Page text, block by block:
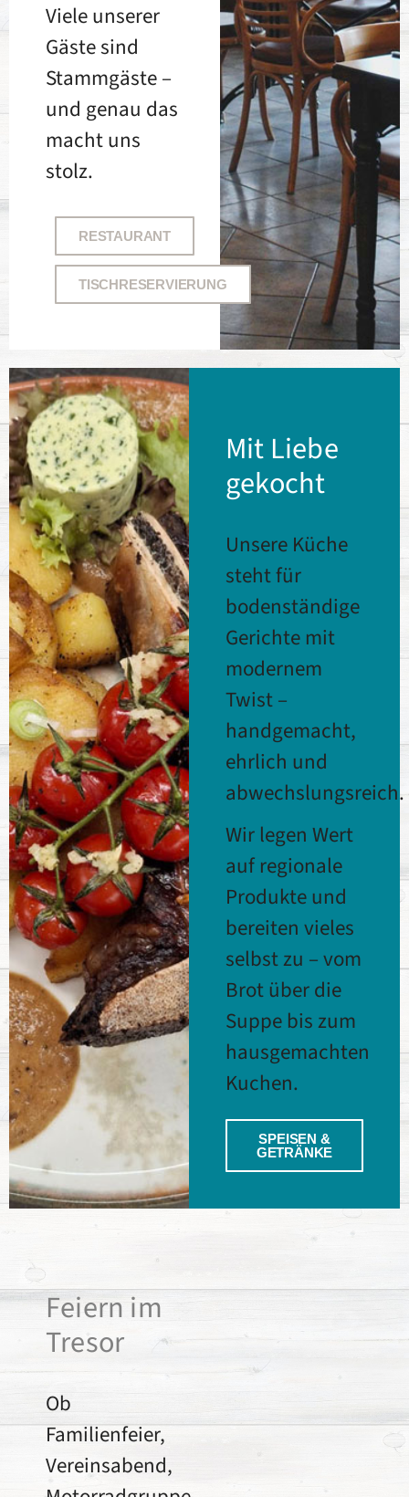
Viele unserer
Gäste sind
Stammgäste –
und genau das
macht uns
stolz.
RESTAURANT
TISCHRESERVIERUNG
Mit Liebe
gekocht
Unsere Küche
steht für
bodenständige
Gerichte mit
modernem
Twist –
handgemacht,
ehrlich und
abwechslungsreich.
Wir legen Wert
auf regionale
Produkte und
bereiten vieles
selbst zu – vom
Brot über die
Suppe bis zum
hausgemachten
Kuchen.
SPEISEN &
GETRÄNKE
Feiern im
Tresor
Ob
Familienfeier,
Vereinsabend,